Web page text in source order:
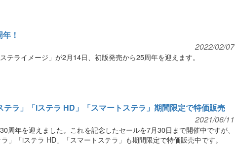
！
2022/02/07
テライメージ」が2月14日、初版発売から25周年を迎えます。
テラ」「iステラ HD」「スマートステラ」期間限定で特価販売
2021/06/11
周年を迎えました。これを記念したセールを7月30日まで開催中ですが、
」「iステラ HD」「スマートステラ」も期間限定で特価販売中です。